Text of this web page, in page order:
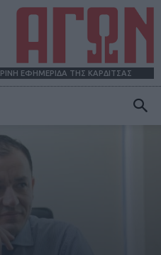
ΕΦΗΜΕΡΙΔΑ ΤΗΣ ΚΑΡΔΙΤΣΑΣ